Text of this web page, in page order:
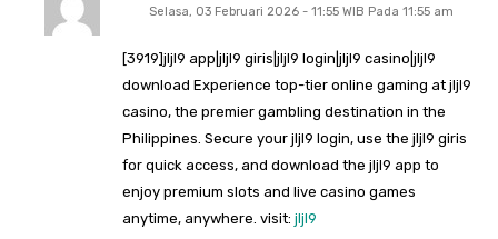
Selasa, 03 Februari 2026 - 11:55 WIB Pada 11:55 am
[3919]jljl9 app|jljl9 giris|jljl9 login|jljl9 casino|jljl9
download Experience top-tier online gaming at jljl9
casino, the premier gambling destination in the
Philippines. Secure your jljl9 login, use the jljl9 giris
for quick access, and download the jljl9 app to
enjoy premium slots and live casino games
anytime, anywhere. visit: jljl9